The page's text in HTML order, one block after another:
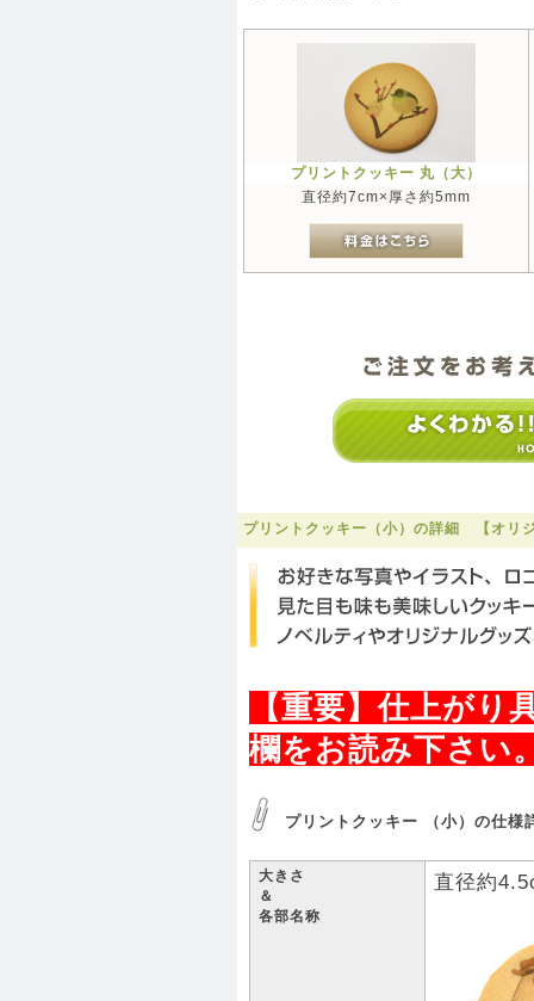
プリントクッキー 丸（大）
直径約7cm×厚さ約5mm
プリントクッキー（小）の詳細 【オリ
【重要】仕上がり
欄をお読み下さい
プリントクッキー （小）の仕様
大きさ
＆
各部名称
直径約